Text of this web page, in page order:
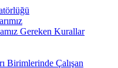
Gereken Kurallar
Birimlerinde Çalışan